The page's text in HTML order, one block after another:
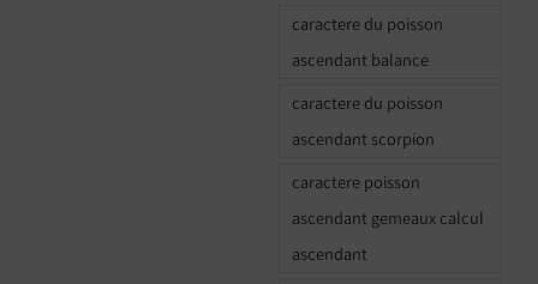
caractere du poisson
ascendant balance
caractere du poisson
ascendant scorpion
caractere poisson
ascendant gemeaux calcul
ascendant